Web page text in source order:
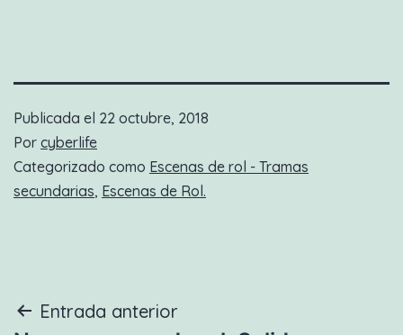
Publicada el 22 octubre, 2018
Por cyberlife
Categorizado como Escenas de rol - Tramas
secundarias, Escenas de Rol.
Navegación
Entrada anterior